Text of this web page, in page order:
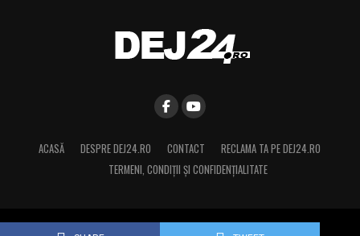
ACASĂ DESPRE DEJ24.RO CONTACT
RECLAMA TA PE DEJ24.RO
TERMENI, CONDIŢII ȘI CONFIDENȚIALITATE
Copyright © 2015 Dej24.ro. Toate drepturile rezervate.